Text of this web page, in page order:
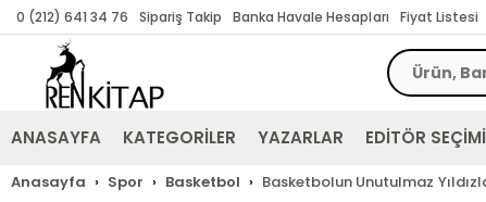
0 (212) 641 34 76 Sipariş Takip Banka Havale Hesapları Fiyat Listesi
ANASAYFA KATEGORİLER YAZARLAR EDİTÖR SEÇİMİ
Anasayfa Spor Basketbol Basketbolun Unutulmaz